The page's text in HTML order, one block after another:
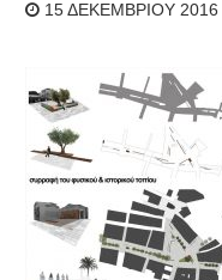
15 ΔΕΚΕΜΒΡΊΟΥ 2016